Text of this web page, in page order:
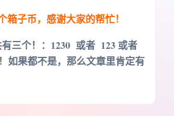
箱子币，感谢大家的帮忙！
三个！ ：1230 或者 123 或者
如果都不是，那么文章里肯定有